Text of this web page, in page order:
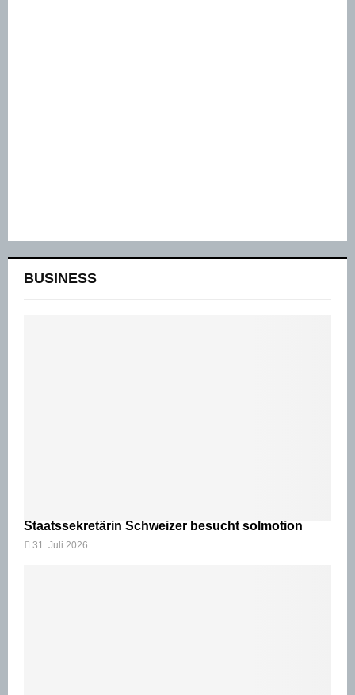
BUSINESS
Staatssekretärin Schweizer besucht solmotion
31. Juli 2026